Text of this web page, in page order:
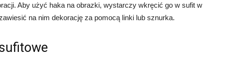
Aby użyć haka na obrazki, wystarczy wkręcić go w sufit w
na nim dekorację za pomocą linki lub sznurka.